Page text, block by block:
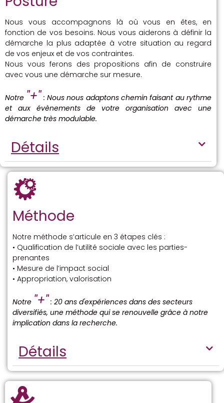
Nous vous accompagnons là où vous en êtes, en
fonction de vos besoins. Nous vous aiderons à définir la
démarche la plus adaptée à votre situation au regard
de vos enjeux et de vos contraintes.
Nous vous ferons des propositions afin de construire
avec vous une démarche sur mesure.
Notre "+" : Nous nous adaptons chemin faisant au rythme
et aux évènements de votre organisation avec une
démarche très modulable.
Détails
Méthode
Notre méthode s’articule en 3 étapes clés :
• Qualification de l’utilité sociale avec les parties-
prenantes
• Mesure de l’impact social
• Appropriation, valorisation
Notre "+" : 20 ans d'expériences dans des secteurs
diversifiés, une méthode qui se renouvelle grâce à notre
implication dans la recherche.
Détails